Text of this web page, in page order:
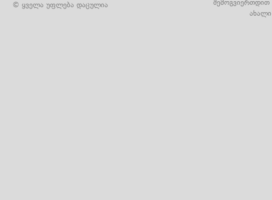
© ყველა უფლება დაცულია
შემოგვიერთდით
ახალი